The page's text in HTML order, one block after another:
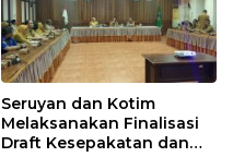
Seruyan dan Kotim
Melaksanakan Finalisasi
Draft Kesepakatan dan